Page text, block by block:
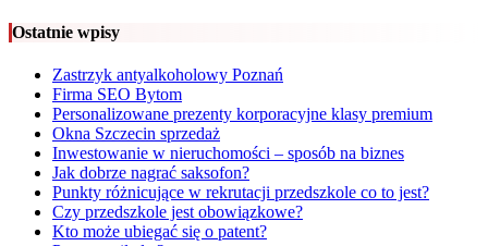
Ostatnie wpisy
Zastrzyk antyalkoholowy Poznań
Firma SEO Bytom
Personalizowane prezenty korporacyjne klasy premium
Okna Szczecin sprzedaż
Inwestowanie w nieruchomości – sposób na biznes
Jak dobrze nagrać saksofon?
Punkty różnicujące w rekrutacji przedszkole co to jest?
Czy przedszkole jest obowiązkowe?
Kto może ubiegać się o patent?